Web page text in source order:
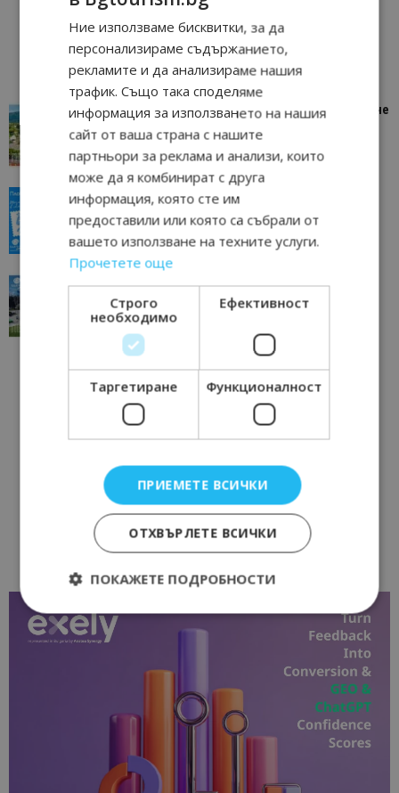
“Пощенска картичка от…”: Петрич – Изживяване
“Пощенска картичка от…”: Пловдив, градът на
традициите, културата и вдъхновяващите...
Перник 17/06/2026 09:01
Ние използваме бисквитки, за да
персонализираме съдържанието,
рекламите и да анализираме нашия
трафик. Също така споделяме
информация за използването на нашия
сайт от ваша страна с нашите
партньори за реклама и анализи, които
може да я комбинират с друга
информация, която сте им
предоставили или която са събрали от
вашето използване на техните услуги.
Прочетете още
Строго
необходимо
Ефективност
Таргетиране Функционалност
ПРИЕМЕТЕ ВСИЧКИ
ОТХВЪРЛЕТЕ ВСИЧКИ
ПОКАЖЕТЕ ПОДРОБНОСТИ
Таргетиране
Функционалност
Строго необходимите бисквитки позволяват
основната функционалност на уебсайта, като
потребителско влизане и управление на
правилно без строго необходими бисквитки.